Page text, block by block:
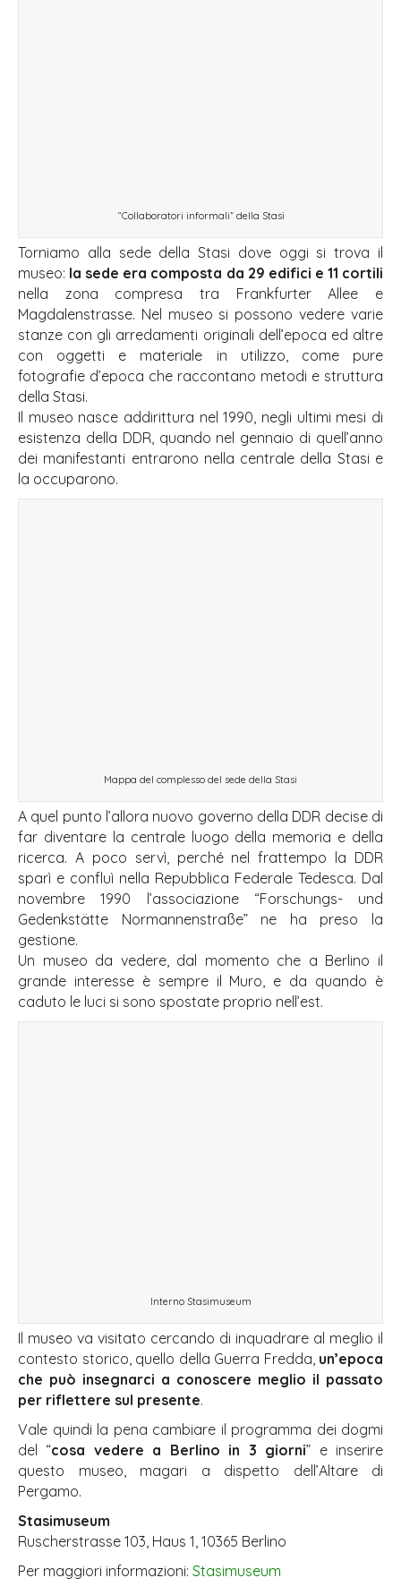
“Collaboratori informali” della Stasi
Torniamo alla sede della Stasi dove oggi si trova il
museo: la sede era composta da 29 edifici e 11 cortili
nella zona compresa tra Frankfurter Allee e
Magdalenstrasse. Nel museo si possono vedere varie
stanze con gli arredamenti originali dell’epoca ed altre
con oggetti e materiale in utilizzo, come pure
fotografie d’epoca che raccontano metodi e struttura
della Stasi.
Il museo nasce addirittura nel 1990, negli ultimi mesi di
esistenza della DDR, quando nel gennaio di quell’anno
dei manifestanti entrarono nella centrale della Stasi e
la occuparono.
Mappa del complesso del sede della Stasi
A quel punto l’allora nuovo governo della DDR decise di
far diventare la centrale luogo della memoria e della
ricerca. A poco servì, perché nel frattempo la DDR
sparì e confluì nella Repubblica Federale Tedesca. Dal
novembre 1990 l’associazione “Forschungs- und
Gedenkstätte Normannenstraße” ne ha preso la
gestione.
Un museo da vedere, dal momento che a Berlino il
grande interesse è sempre il Muro, e da quando è
caduto le luci si sono spostate proprio nell’est.
Interno Stasimuseum
Il museo va visitato cercando di inquadrare al meglio il
contesto storico, quello della Guerra Fredda, un’epoca
che può insegnarci a conoscere meglio il passato
per riflettere sul presente.
Vale quindi la pena cambiare il programma dei dogmi
del “cosa vedere a Berlino in 3 giorni” e inserire
questo museo, magari a dispetto dell’Altare di
Pergamo.
Stasimuseum
Ruscherstrasse 103, Haus 1, 10365 Berlino
Per maggiori informazioni: Stasimuseum